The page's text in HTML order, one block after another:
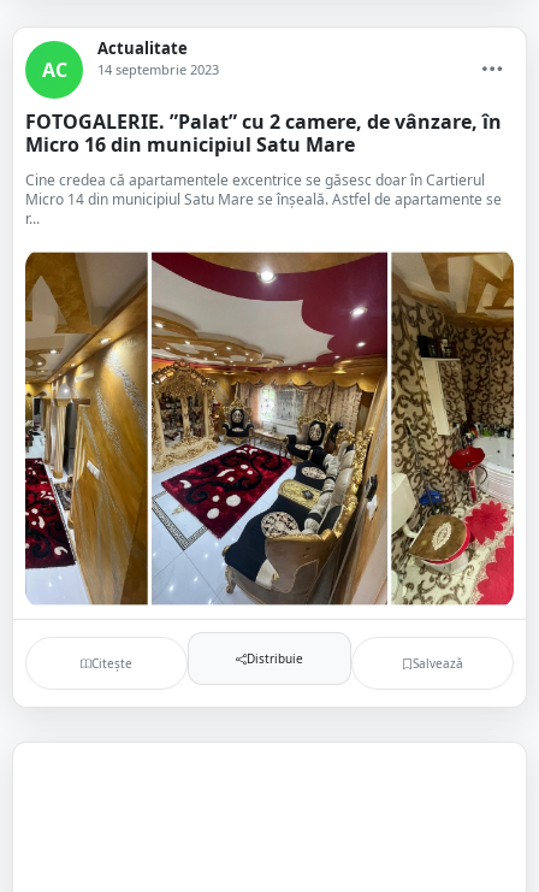
AC
Actualitate
14 septembrie 2023
FOTOGALERIE. ”Palat” cu 2 camere, de vânzare, în
Micro 16 din municipiul Satu Mare
Cine credea că apartamentele excentrice se găsesc doar în Cartierul
Micro 14 din municipiul Satu Mare se înșeală. Astfel de apartamente se
r...
Citește Distribuie Salvează